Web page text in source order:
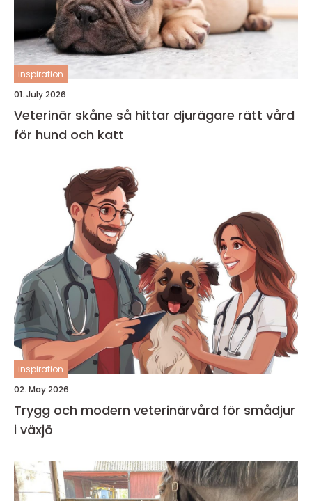
inspiration
01. July 2026
Veterinär skåne så hittar djurägare rätt vård
för hund och katt
inspiration
02. May 2026
Trygg och modern veterinärvård för smådjur
i växjö